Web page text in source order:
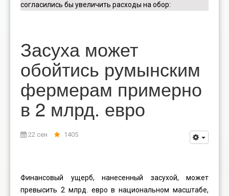
согласились бы увеличить расходы на обор:
Засуха может
обойтись румынским
фермерам примерно
в 2 млрд. евро
22 сен 1405
Финансовый ущерб, нанесенный засухой, может
превысить 2 млрд. евро в национальном масштабе,